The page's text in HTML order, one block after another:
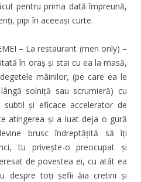
pentru prima dată împreună,
pipi în aceeași curte.
– La restaurant (men only) –
în oraș și stai cu ea la masă,
mâinilor, (pe care ea le
solniță sau scrumieră) cu
și eficace accelerator de
atingerea și a luat deja o gură
brusc îndreptățită să îți
tu privește-o preocupat și
de povestea ei, cu atât ea
despre toți șefii ăia cretini și